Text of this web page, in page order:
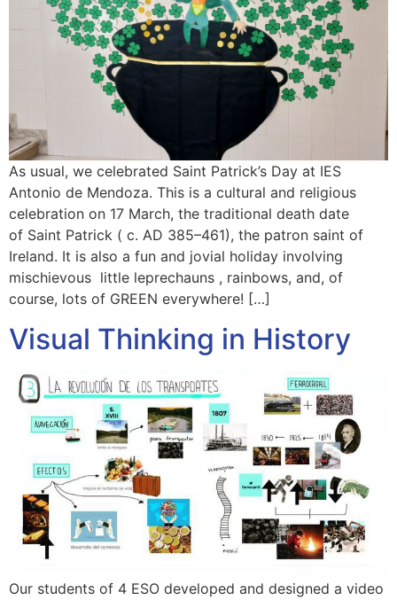
As usual, we celebrated Saint Patrick’s Day at IES
Antonio de Mendoza. This is a cultural and religious
celebration on 17 March, the traditional death date
of Saint Patrick ( c. AD 385–461), the patron saint of
Ireland. It is also a fun and jovial holiday involving
mischievous little leprechauns , rainbows, and, of
course, lots of GREEN everywhere! […]
Visual Thinking in History
Our students of 4 ESO developed and designed a video